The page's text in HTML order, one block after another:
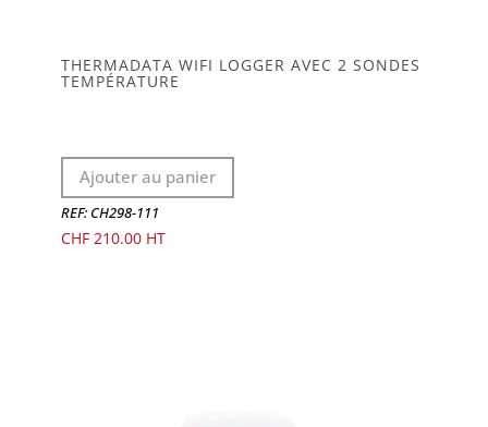
THERMADATA WIFI LOGGER AVEC 2 SONDES
TEMPÉRATURE
Ajouter au panier
REF: CH298-111
CHF210.00